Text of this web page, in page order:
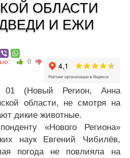
ОБЛАСТИ
И ЕЖИ
0
01 (Новый Регион, Анна
области, не смотря на
дикие животные.
«Нового Региона»
наук Евгений Чибилёв,
погода не повлияла на